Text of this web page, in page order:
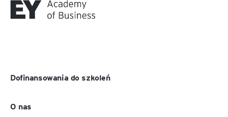
Dofinansowania do szkoleń
O nas